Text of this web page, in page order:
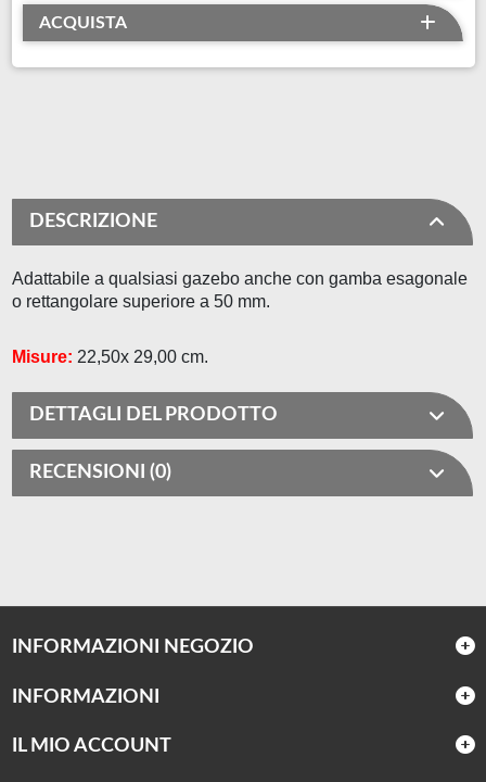
ACQUISTA
DESCRIZIONE
Adattabile a qualsiasi gazebo anche con gamba esagonale
o rettangolare superiore a 50 mm.
Misure: 22,50x 29,00 cm.
DETTAGLI DEL PRODOTTO
RECENSIONI (0)
INFORMAZIONI NEGOZIO
INFORMAZIONI
IL MIO ACCOUNT